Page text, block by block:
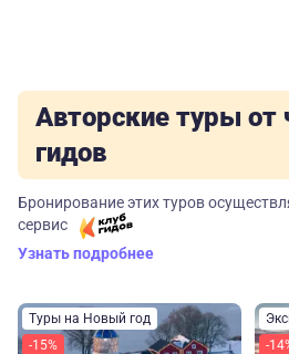
Авторские туры от
гидов
Бронирование этих туров
сервис
Узнать подробнее
Туры на Новый год
-15%
-